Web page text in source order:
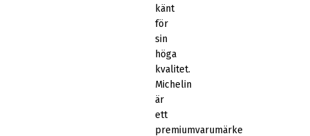
känt
för
sin
höga
kvalitet.
Michelin
är
ett
premiumvarumärke